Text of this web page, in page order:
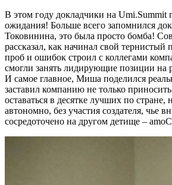
В этом году докладчики на Umi.Summit
ожидания! Больше всего запомнился
Токовинина, это была просто бомба!
рассказал, как начинал свой тернистый
проб и ошибок строил с коллегами
смогли занять лидирующие позиции на
И самое главное, Миша поделился
заставил компанию не только
оставаться в десятке лучших по стране,
автономно, без участия создателя, чье
сосредоточено на другом детище –